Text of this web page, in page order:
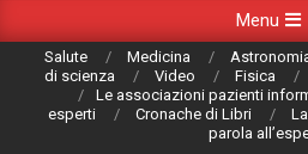
Navigation
Menu
Salute Medicina
di scienza
Video Fisica
Le associazioni pazienti
esperti
Cronache di Libri
parola